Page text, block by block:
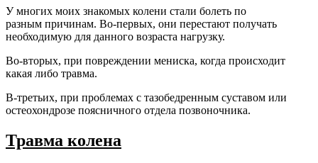
У многих моих знакомых колени стали болеть по
разным причинам. Во-первых, они перестают получать
необходимую для данного возраста нагрузку.
Во-вторых, при повреждении мениска, когда происходит
какая либо травма.
В-третьих, при проблемах с тазобедренным суставом или
остеохондрозе поясничного отдела позвоночника.
Травма колена